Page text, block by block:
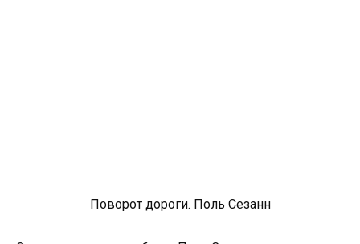
Поворот дороги. Поль Сезанн